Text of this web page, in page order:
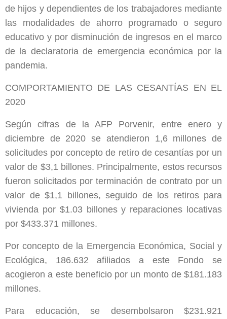
de hijos y dependientes de los trabajadores mediante
las modalidades de ahorro programado o seguro
educativo y por disminución de ingresos en el marco
de la declaratoria de emergencia económica por la
pandemia.
COMPORTAMIENTO DE LAS CESANTÍAS EN EL
2020
Según cifras de la AFP Porvenir, entre enero y
diciembre de 2020 se atendieron 1,6 millones de
solicitudes por concepto de retiro de cesantías por un
valor de $3,1 billones. Principalmente, estos recursos
fueron solicitados por terminación de contrato por un
valor de $1,1 billones, seguido de los retiros para
vivienda por $1.03 billones y reparaciones locativas
por $433.371 millones.
Por concepto de la Emergencia Económica, Social y
Ecológica, 186.632 afiliados a este Fondo se
acogieron a este beneficio por un monto de $181.183
millones.
Para educación, se desembolsaron $231.921